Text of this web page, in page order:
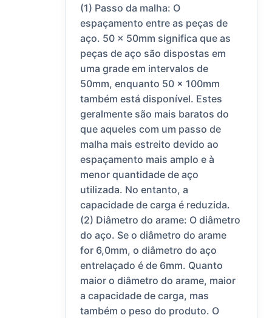
(1) Passo da malha: O
espaçamento entre as peças de
aço. 50 x 50mm significa que as
peças de aço são dispostas em
uma grade em intervalos de
50mm, enquanto 50 x 100mm
também está disponível. Estes
geralmente são mais baratos do
que aqueles com um passo de
malha mais estreito devido ao
espaçamento mais amplo e à
menor quantidade de aço
utilizada. No entanto, a
capacidade de carga é reduzida.
(2) Diâmetro do arame: O diâmetro
do aço. Se o diâmetro do arame
for 6,0mm, o diâmetro do aço
entrelaçado é de 6mm. Quanto
maior o diâmetro do arame, maior
a capacidade de carga, mas
também o peso do produto. O